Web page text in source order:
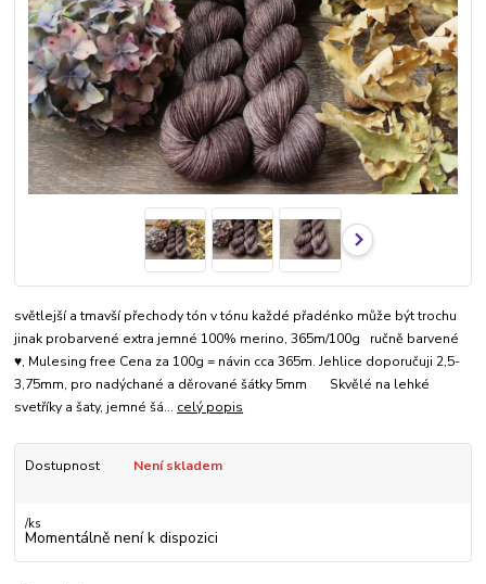
světlejší a tmavší přechody tón v tónu každé přadénko může být trochu
jinak probarvené extra jemné 100% merino, 365m/100g ručně barvené
♥, Mulesing free Cena za 100g = návin cca 365m. Jehlice doporučuji 2,5-
3,75mm, pro nadýchané a děrované šátky 5mm Skvělé na lehké
svetříky a šaty, jemné šá... celý popis
Dostupnost Není skladem
/ks
Momentálně není k dispozici